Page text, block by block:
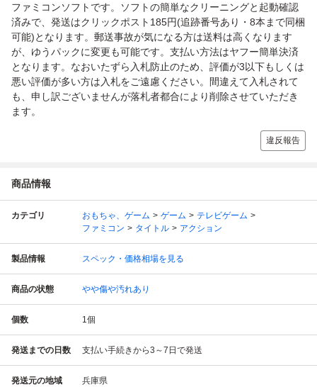
ファミコンソフトです。ソフトの簡単なクリーニングと起動確認
済みで、発送はクリックポスト185円(追跡番号あり・8本まで同梱
可能)となります。郵送事故が気になる方は送料は高くなります
が、ゆうパックに変更も可能です。支払い方法はヤフー簡単決済
となります。なおいたずら入札防止のため、評価が3以下もしくは
悪い評価が多い方は入札をご遠慮ください。間違えて入札されて
も、申し訳ございませんが落札者都合により削除させていただき
ます。
違反報告
商品情報
カテゴリ おもちゃ、ゲーム ゲーム
テレビゲーム
ファミコン
タイトル アクション
製品情報 スペック・価格相場を見る
商品の状態 やや傷や汚れあり
個数 1個
発送までの日数 支払い手続きから3～7日で発送
発送元の地域 兵庫県